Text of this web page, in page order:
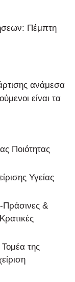
Πέμπτη
ανάμεσα
είναι τα
Ποιότητας
Υγείας
Πράσινες &
της